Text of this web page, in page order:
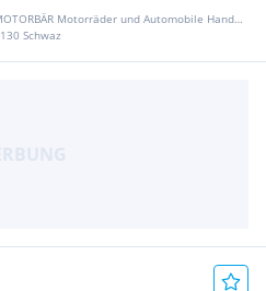
MOTORBÄR Motorräder und Automobile Handelsgesellschaft m.b.H.
Schwaz